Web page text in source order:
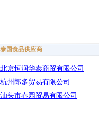
泰国食品供应商
北京恒润华泰商贸有限公司
杭州郎多贸易有限公司
汕头市春园贸易有限公司